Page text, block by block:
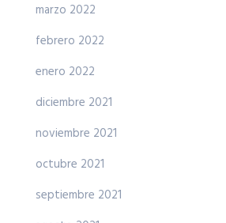
marzo 2022
febrero 2022
enero 2022
diciembre 2021
noviembre 2021
octubre 2021
septiembre 2021